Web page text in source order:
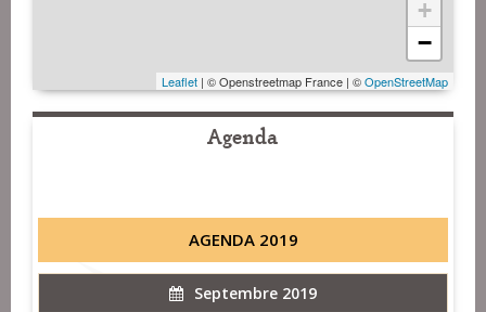
+
−
Leaflet | © Openstreetmap France | ©OpenStreetMap
Agenda
AGENDA 2019
Septembre 2019